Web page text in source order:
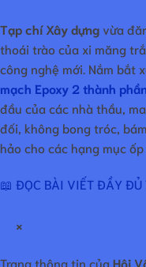
Tạp chí Xây dựngvừa
thoái trào của xi măng
công nghệ mới. Nắm bắt
mạch Epoxy 2 thành
đầu của các nhà thầu,
đối, không bong tróc,
hảo cho các hạng mục
📖 ĐỌC BÀI VIẾT ĐẦY ĐỦ
×
Trang thông tin củaHội